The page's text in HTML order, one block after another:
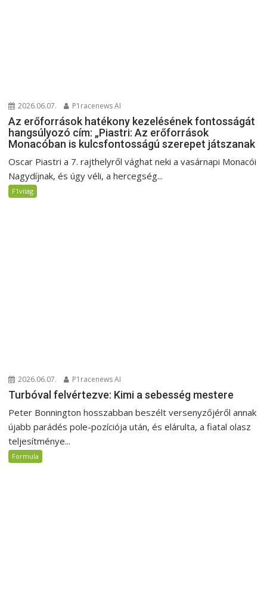
2026.06.07. P1racenews AI
Az erőforrások hatékony kezelésének fontosságát
hangsúlyozó cím: „Piastri: Az erőforrások
Monacóban is kulcsfontosságú szerepet játszanak
Oscar Piastri a 7. rajthelyről vághat neki a vasárnapi Monacói
Nagydíjnak, és úgy véli, a hercegség...
F1világ
2026.06.07. P1racenews AI
Turbóval felvértezve: Kimi a sebesség mestere
Peter Bonnington hosszabban beszélt versenyzőjéről annak
újabb parádés pole-pozíciója után, és elárulta, a fiatal olasz
teljesítménye...
Formula